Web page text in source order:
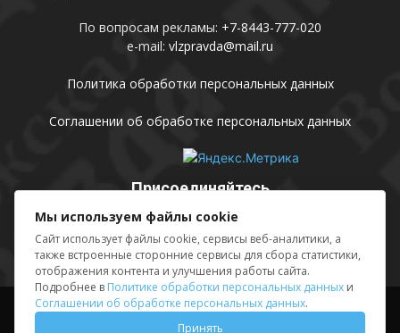
По вопросам рекламы: +7-8443-777-020
e-mail: vlzpravda@mail.ru
Политика обработки персональных данных
Соглашении об обработке персональных данных
Присоединяйтесь
Выходные данные Sing in
Мы используем файлы cookie
Сайт использует файлы cookie, сервисы веб-аналитики, а
также встроенные сторонние сервисы для сбора статистики,
отображения контента и улучшения работы сайта.
Подробнее в Политике обработки персональных данных и
Соглашении об обработке персональных данных.
Принять